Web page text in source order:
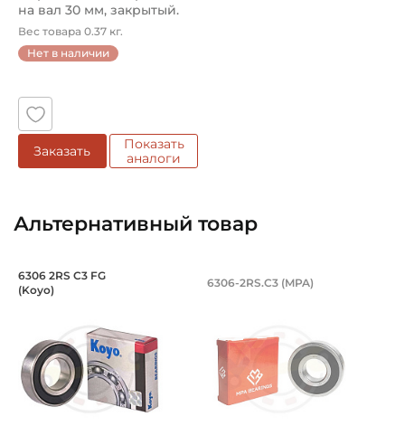
на вал 30 мм, закрытый.
Арт...
Вес товара 0.37 кг.
Нет в наличии
Заказать
Показать
аналоги
Альтернативный товар
Подшипник 30х72х19 мм, шариковый
Подшипник номер 6306 2RS C3 FG Koyo с основными
6306 2RS C3 FG
(Koyo)
Подшипник
6306-2RS.C3 (MPA)